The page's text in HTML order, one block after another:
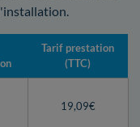
Tarif prestation
(TTC)
19,09€